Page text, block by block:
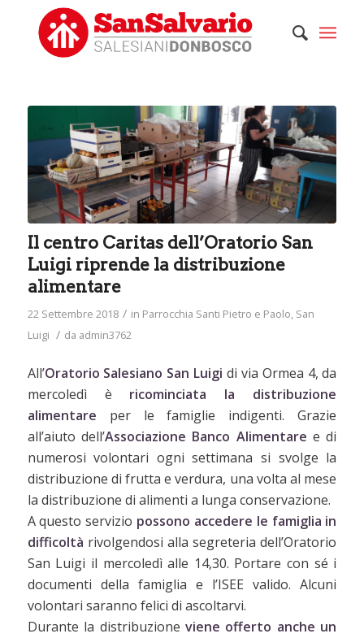
Il centro Caritas dell’Oratorio San
Luigi riprende la distribuzione
alimentare
22 Settembre 2018 / in Parrocchia Santi Pietro e Paolo, San
Luigi / da admin3762
All’Oratorio Salesiano San Luigi di via Ormea 4, da
mercoledì è ricominciata la distribuzione
alimentare per le famiglie indigenti. Grazie
all’aiuto dell’Associazione Banco Alimentare e di
numerosi volontari ogni settimana si svolge la
distribuzione di frutta e verdura, una volta al mese
la distribuzione di alimenti a lunga conservazione.
A questo servizio possono accedere le famiglia in
difficoltà rivolgendosi alla segreteria dell’Oratorio
San Luigi il mercoledì alle 14,30. Portare con sé i
documenti della famiglia e l’ISEE valido. Alcuni
volontari saranno felici di ascoltarvi.
Durante la distribuzione viene offerto anche un